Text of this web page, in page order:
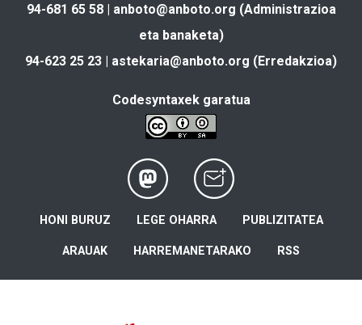
94-681 65 58 | anboto@anboto.org (Administrazioa
eta banaketa)
94-623 25 23 | astekaria@anboto.org (Erredakzioa)
Codesyntaxek garatua
HONI BURUZ LEGE OHARRA PUBLIZITATEA
ARAUAK HARREMANETARAKO RSS